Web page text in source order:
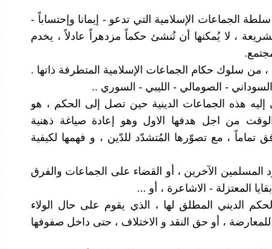
الجماعات الإسلامية التي تدعو - إيمانا وإحتساباً -
، لا يُمكنها أن تُنشئ حكماً مزدهراً عادلاً ، يخدم
من سلوك حكام الجماعات الإسلامية المتطرفة ذاتها .
السوداني - الصومالي - الليبي - السوري ..
هذه الجماعات الدينية حين تصل إلى الحكم ، هو
من اجل هدفها الاول وهو إعادة صياغة ذهنية
تماماً ، مع تصوّرها المُتشدّد للدّين ، و فهمها لكيفية
المسلمين الآخرين ، أو القضاء على الجماعات والفرق
المعتزلة - الاشاعرة ، أو ...
الديني المطلق لها ، الذي يقوم على حال الولاء
للمعارضة ، أو حق النقد و الاختلاف ، حتى داخل صفوفها